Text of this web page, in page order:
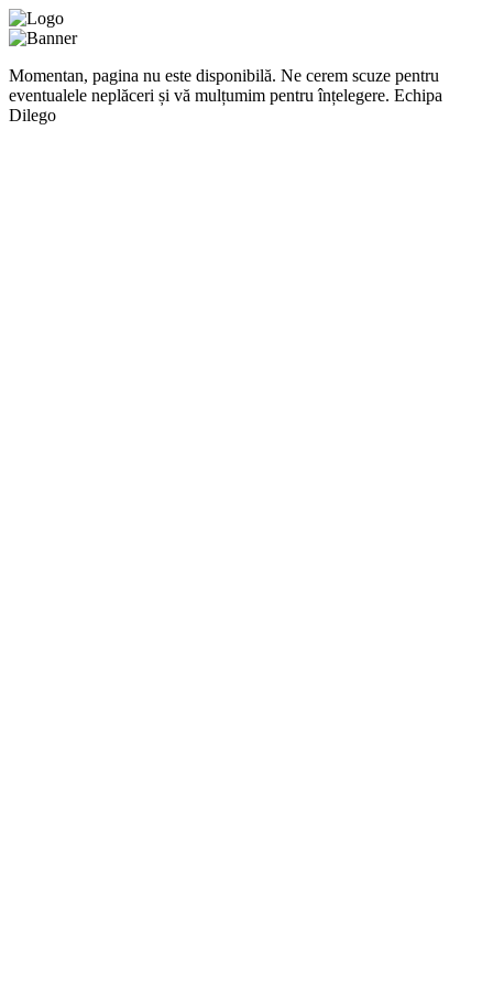
Momentan, pagina nu este disponibilă. Ne cerem scuze pentru
eventualele neplăceri și vă mulțumim pentru înțelegere. Echipa
Dilego